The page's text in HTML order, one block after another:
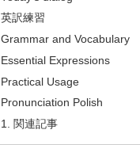
英訳練習
Grammar and Vocabulary
Essential Expressions
Practical Usage
Pronunciation Polish
関連記事